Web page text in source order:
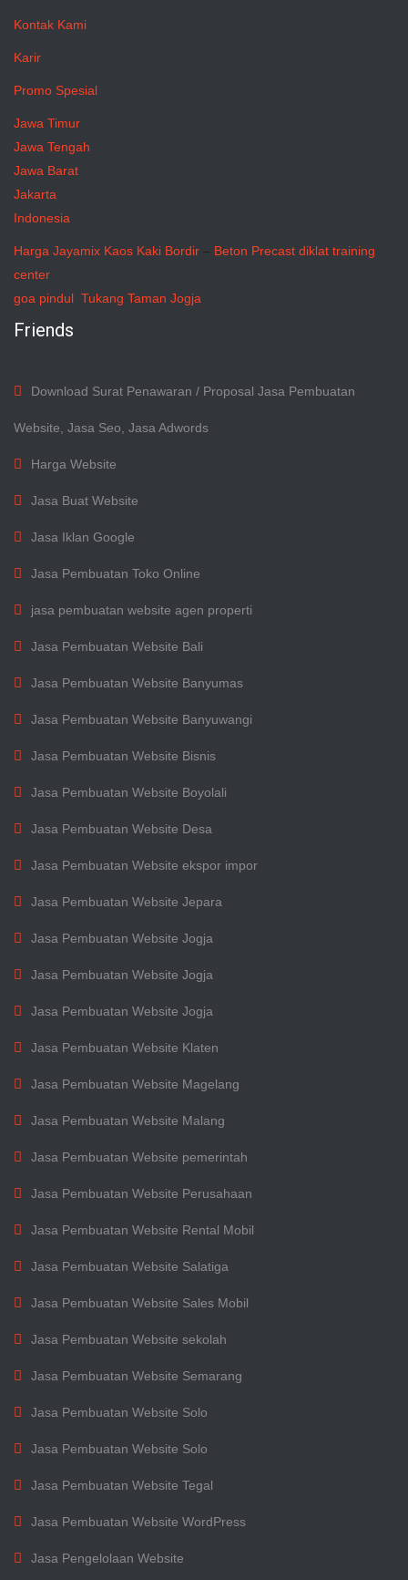
Kontak Kami
Karir
Promo Spesial
Jawa Timur
Jawa Tengah
Jawa Barat
Jakarta
Indonesia
Harga Jayamix Kaos Kaki Bordir – Beton Precast diklat training
center
goa pindul Tukang Taman Jogja
Friends
Download Surat Penawaran / Proposal Jasa Pembuatan
Website, Jasa Seo, Jasa Adwords
Harga Website
Jasa Buat Website
Jasa Iklan Google
Jasa Pembuatan Toko Online
jasa pembuatan website agen properti
Jasa Pembuatan Website Bali
Jasa Pembuatan Website Banyumas
Jasa Pembuatan Website Banyuwangi
Jasa Pembuatan Website Bisnis
Jasa Pembuatan Website Boyolali
Jasa Pembuatan Website Desa
Jasa Pembuatan Website ekspor impor
Jasa Pembuatan Website Jepara
Jasa Pembuatan Website Jogja
Jasa Pembuatan Website Jogja
Jasa Pembuatan Website Jogja
Jasa Pembuatan Website Klaten
Jasa Pembuatan Website Magelang
Jasa Pembuatan Website Malang
Jasa Pembuatan Website pemerintah
Jasa Pembuatan Website Perusahaan
Jasa Pembuatan Website Rental Mobil
Jasa Pembuatan Website Salatiga
Jasa Pembuatan Website Sales Mobil
Jasa Pembuatan Website sekolah
Jasa Pembuatan Website Semarang
Jasa Pembuatan Website Solo
Jasa Pembuatan Website Solo
Jasa Pembuatan Website Tegal
Jasa Pembuatan Website WordPress
Jasa Pengelolaan Website